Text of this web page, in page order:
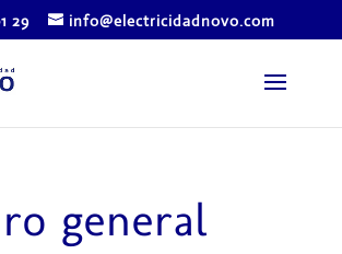
29 info@electricidadnovo.com
general